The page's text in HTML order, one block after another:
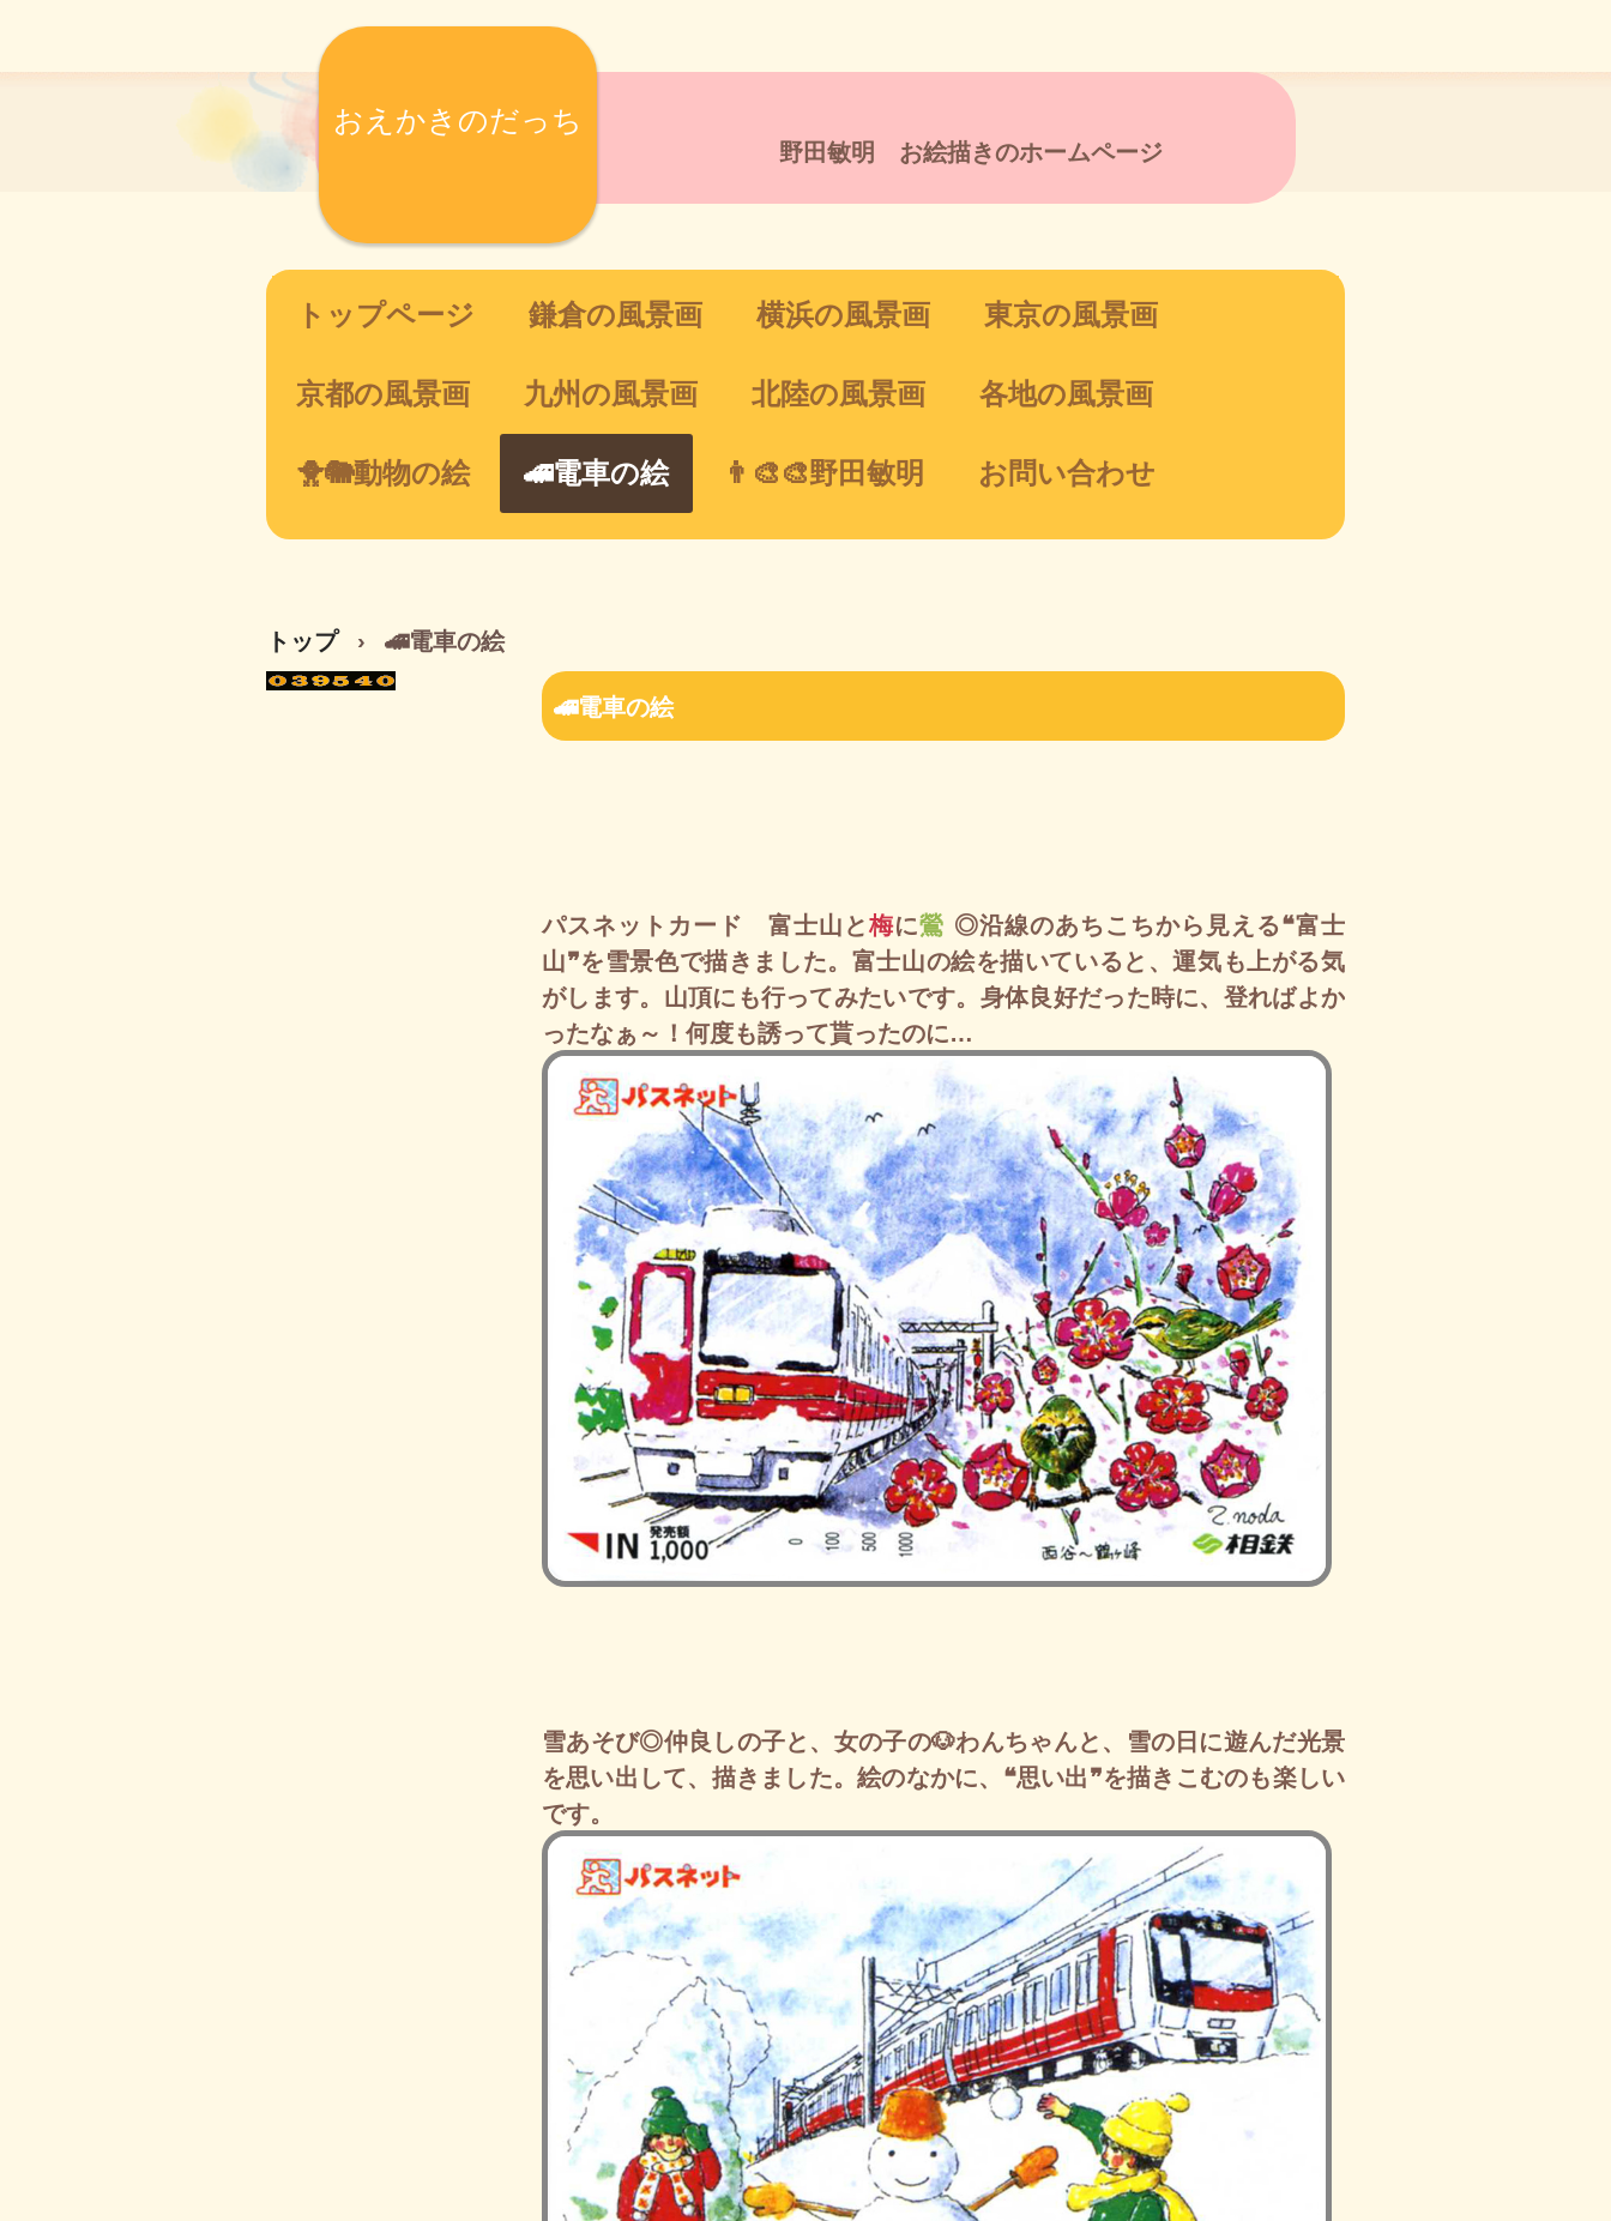
おえかきのだっち
野田敏明 お絵描きのホームページ
トップページ 鎌倉の風景画 横浜の風景画 東京の風景画
京都の風景画 九州の風景画 北陸の風景画 各地の風景画
🐥🐘動物の絵 🚄電車の絵 👨‍🎨🎨野田敏明 お問い合わせ
トップ › 🚄電車の絵
🚄電車の絵
パスネットカード 富士山と梅に鶯 ◎沿線のあちこちから見える❝富士
山❞を雪景色で描きました。富士山の絵を描いていると、運気も上がる気
がします。山頂にも行ってみたいです。身体良好だった時に、登ればよか
ったなぁ～！何度も誘って貰ったのに…
雪あそび◎仲良しの子と、女の子の🐶わんちゃんと、雪の日に遊んだ光景
を思い出して、描きました。絵のなかに、❝思い出❞を描きこむのも楽しい
です。